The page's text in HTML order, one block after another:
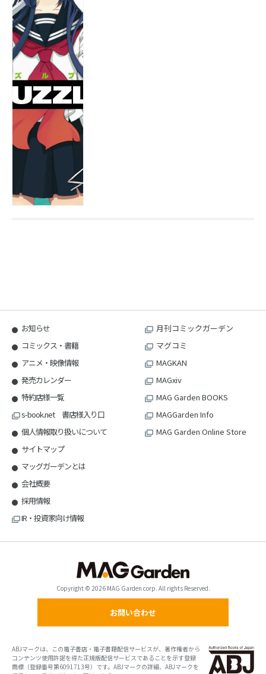
お知らせ
コミックス・書籍
アニメ・映像情報
発売カレンダー
特約店様一覧
s-book.net 書店様入り口
個人情報取り扱いについて
サイトマップ
マッグガーデンとは
会社概要
採用情報
IR・投資家向け情報
月刊コミックガーデン
マグコミ
MAGKAN
MAGxiv
MAG Garden BOOKS
MAGGarden Info
MAG Garden Online Store
Copyright © 2026 MAG Garden corp. All rights Reserved.
お問い合わせ
ABJマークは、この電子書店・電子書籍配信サービスが、著作権者から
コンテンツ使用許諾を得た正規版配信サービスであることを示す登録
商標（登録番号第6091713号）です。ABJマークの詳細、ABJマークを